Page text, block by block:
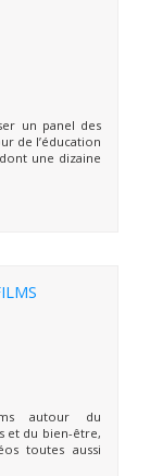
un panel des
de l’éducation
une dizaine
autour du
et du bien-être,
toutes aussi